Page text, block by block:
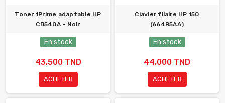
Toner 1Prime adaptable HP
CB540A - Noir
En stock
43,500 TND
ACHETER
Clavier filaire HP 150
(664R5AA)
En stock
44,000 TND
ACHETER